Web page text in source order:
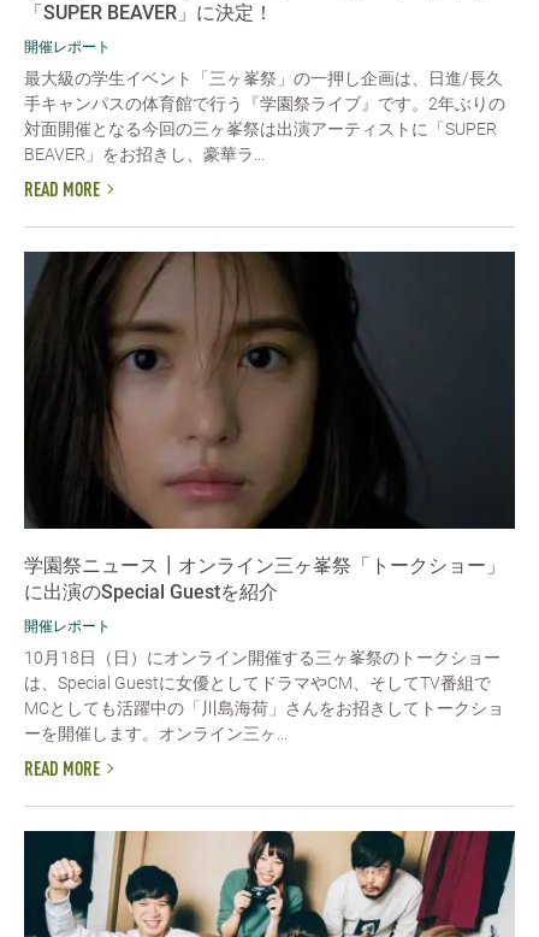
「SUPER BEAVER」に決定！
開催レポート
最大級の学生イベント「三ヶ峯祭」の一押し企画は、日進/長久
手キャンパスの体育館で行う『学園祭ライブ』です。2年ぶりの
対面開催となる今回の三ヶ峯祭は出演アーティストに「SUPER
BEAVER」をお招きし、豪華ラ...
READ MORE
学園祭ニュース┃オンライン三ヶ峯祭「トークショー」
に出演のSpecial Guestを紹介
開催レポート
10月18日（日）にオンライン開催する三ヶ峯祭のトークショー
は、Special Guestに女優としてドラマやCM、そしてTV番組で
MCとしても活躍中の「川島海荷」さんをお招きしてトークショ
ーを開催します。オンライン三ヶ...
READ MORE